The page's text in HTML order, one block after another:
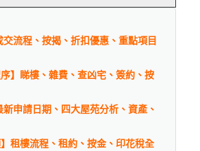
交流程、按揭、折扣優惠、重點項目
序】睇樓、雜費、查凶宅、簽約、按
新申請日期、四大屋苑分析、資產、
】租樓流程、租約、按金、印花稅全